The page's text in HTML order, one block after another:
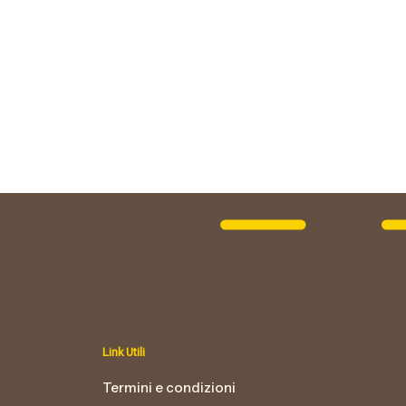
Link Utili
Termini e condizioni